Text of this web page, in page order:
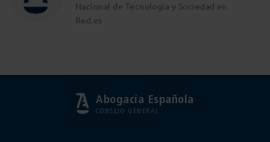
Nacional de Tecnología y Sociedad en
Red.es
Abogacía Española
CONSEJO GENERAL